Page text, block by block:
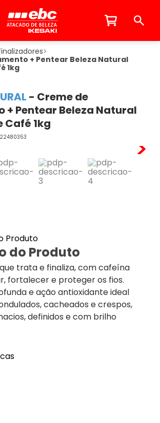
+ Pentear Beleza Natural
1kg
- Creme de
+ Pentear Beleza Natural
Café 1kg
do Produto
trata e finaliza, com cafeína
fortalecer e proteger os fios.
e ação antioxidante ideal
cacheados e crespos,
definidos e com brilho